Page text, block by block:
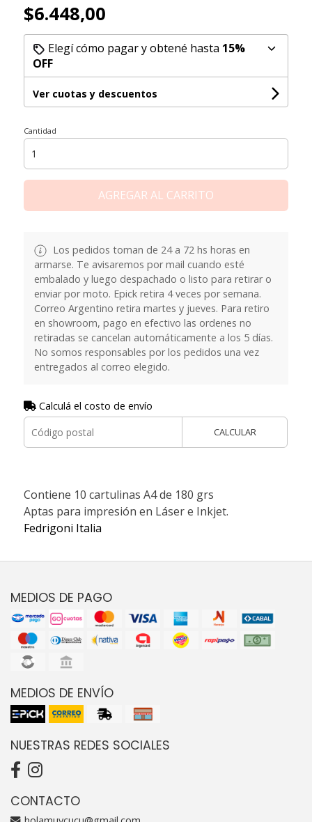
$6.448,00
Elegí cómo pagar y obtené hasta 15%
OFF
Ver cuotas y descuentos
Cantidad
AGREGAR AL CARRITO
Los pedidos toman de 24 a 72 hs horas en
armarse. Te avisaremos por mail cuando esté
embalado y luego despachado o listo para retirar o
enviar por moto. Epick retira 4 veces por semana.
Correo Argentino retira martes y jueves. Para retiro
en showroom, pago en efectivo las ordenes no
retiradas se cancelan automáticamente a los 5 días.
No somos responsables por los pedidos una vez
entregados al correo elegido.
Calculá el costo de envío
CALCULAR
Contiene 10 cartulinas A4 de 180 grs
Aptas para impresión en Láser e Inkjet.
Fedrigoni Italia
MEDIOS DE PAGO
MEDIOS DE ENVÍO
NUESTRAS REDES SOCIALES
CONTACTO